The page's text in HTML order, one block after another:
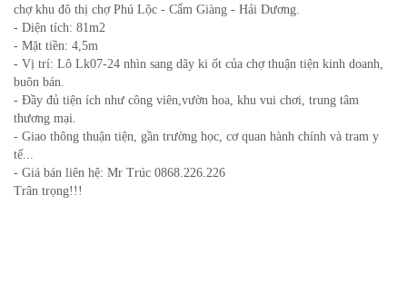
chợ khu đô thị chợ Phú Lộc - Cẩm Giàng - Hải Dương.
- Diện tích: 81m2
- Mặt tiền: 4,5m
- Vị trí: Lô Lk07-24 nhìn sang dãy ki ốt của chợ thuận tiện kinh doanh,
buôn bán.
- Đầy đủ tiện ích như công viên,vườn hoa, khu vui chơi, trung tâm
thương mại.
- Giao thông thuận tiện, gần trường học, cơ quan hành chính và tram y
tế...
- Giá bán liên hệ: Mr Trúc 0868.226.226
Trân trọng!!!